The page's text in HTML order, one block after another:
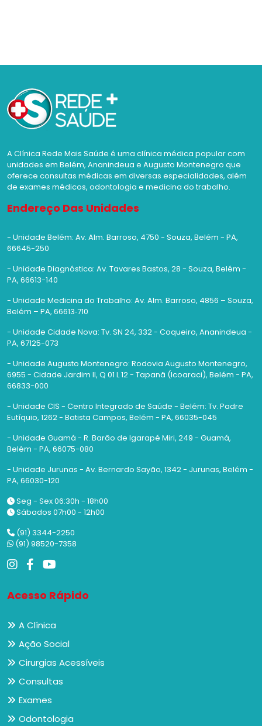
A Clínica Rede Mais Saúde é uma clínica médica popular com
unidades em Belém, Ananindeua e Augusto Montenegro que
oferece consultas médicas em diversas especialidades, além
de exames médicos, odontologia e medicina do trabalho.
Endereço Das Unidades
- Unidade Belém: Av. Alm. Barroso, 4750 - Souza, Belém - PA,
66645-250
- Unidade Diagnóstica: Av. Tavares Bastos, 28 - Souza, Belém -
PA, 66613-140
- Unidade Medicina do Trabalho: Av. Alm. Barroso, 4856 – Souza,
Belém – PA, 66613‑710
- Unidade Cidade Nova: Tv. SN 24, 332 - Coqueiro, Ananindeua -
PA, 67125-073
- Unidade Augusto Montenegro: Rodovia Augusto Montenegro,
6955 - Cidade Jardim II, Q 01 L 12 - Tapanã (Icoaraci), Belém - PA,
66833-000
- Unidade CIS - Centro Integrado de Saúde - Belém: Tv. Padre
Eutíquio, 1262 - Batista Campos, Belém - PA, 66035-045
- Unidade Guamá - R. Barão de Igarapé Miri, 249 - Guamá,
Belém - PA, 66075-080
- Unidade Jurunas - Av. Bernardo Sayão, 1342 - Jurunas, Belém -
PA, 66030-120
Seg - Sex 06:30h - 18h00
Sábados 07h00 - 12h00
(91) 3344-2250
(91) 98520-7358
Acesso Rápido
A Clínica
Ação Social
Cirurgias Acessíveis
Consultas
Exames
Odontologia